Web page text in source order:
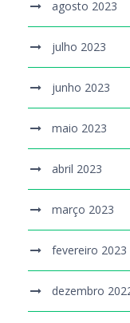
agosto 2023
julho 2023
junho 2023
maio 2023
abril 2023
março 2023
fevereiro 2023
dezembro